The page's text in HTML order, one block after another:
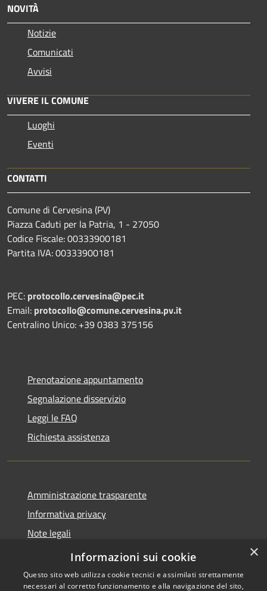
NOVITÀ
Notizie
Comunicati
Avvisi
VIVERE IL COMUNE
Luoghi
Eventi
CONTATTI
Comune di Cervesina (PV)
Piazza Caduti per la Patria, 1 - 27050
Codice Fiscale: 00333900181
Partita IVA: 00333900181
PEC: protocollo.cervesina@pec.it
Email: protocollo@comune.cervesina.pv.it
Centralino Unico: +39 0383 375156
Prenotazione appuntamento
Segnalazione disservizio
Leggi le FAQ
Richiesta assistenza
Amministrazione trasparente
Informativa privacy
Note legali
Dichiarazione di accessibilità
×
Informazioni sui cookie
Questo sito web utilizza cookie tecnici e assimilati strettamente
necessari al corretto funzionamento e alla navigazione del sito,